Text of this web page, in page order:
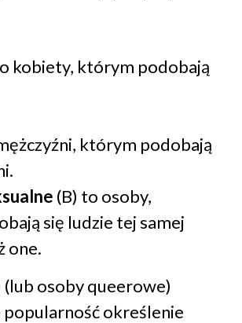
kobiety, którym podobają
którym podobają
(B) to osoby,
się ludzie tej samej
one.
(lub osoby queerowe)
popularność określenie